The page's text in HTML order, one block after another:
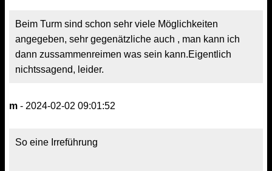
Beim Turm sind schon sehr viele Möglichkeiten
angegeben, sehr gegenätzliche auch , man kann ich
dann zussammenreimen was sein kann.Eigentlich
nichtssagend, leider.
m - 2024-02-02 09:01:52
So eine Irreführung